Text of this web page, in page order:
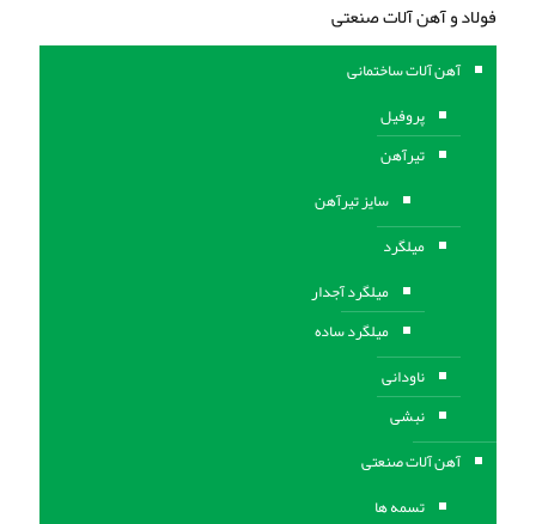
فولاد و آهن آلات صنعتی
آهن آلات ساختمانی
پروفیل
تیرآهن
سایز تیرآهن
میلگرد
میلگرد آجدار
میلگرد ساده
ناودانی
نبشی
آهن آلات صنعتی
تسمه ها